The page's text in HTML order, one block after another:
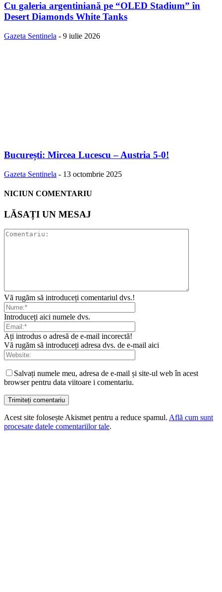
Cu galeria argentiniană pe “OLED Stadium” în
Desert Diamonds White Tanks
Gazeta Sentinela - 9 iulie 2026
București: Mircea Lucescu – Austria 5-0!
Gazeta Sentinela - 13 octombrie 2025
NICIUN COMENTARIU
LĂSAȚI UN MESAJ
Vă rugăm să introduceți comentariul dvs.!
Introduceți aici numele dvs.
Ați introdus o adresă de e-mail incorectă!
Vă rugăm să introduceți adresa dvs. de e-mail aici
Salvați numele meu, adresa de e-mail și site-ul web în acest
browser pentru data viitoare i comentariu.
Acest site folosește Akismet pentru a reduce spamul. Află cum sunt
procesate datele comentariilor tale.